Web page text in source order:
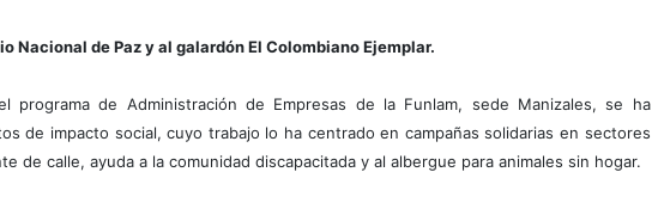
Nacional de Paz y al galardón El Colombiano Ejemplar.
programa de Administración de Empresas de la Funlam, sede Manizales, se ha
de impacto social, cuyo trabajo lo ha centrado en campañas solidarias en sectores
de calle, ayuda a la comunidad discapacitada y al albergue para animales sin hogar.